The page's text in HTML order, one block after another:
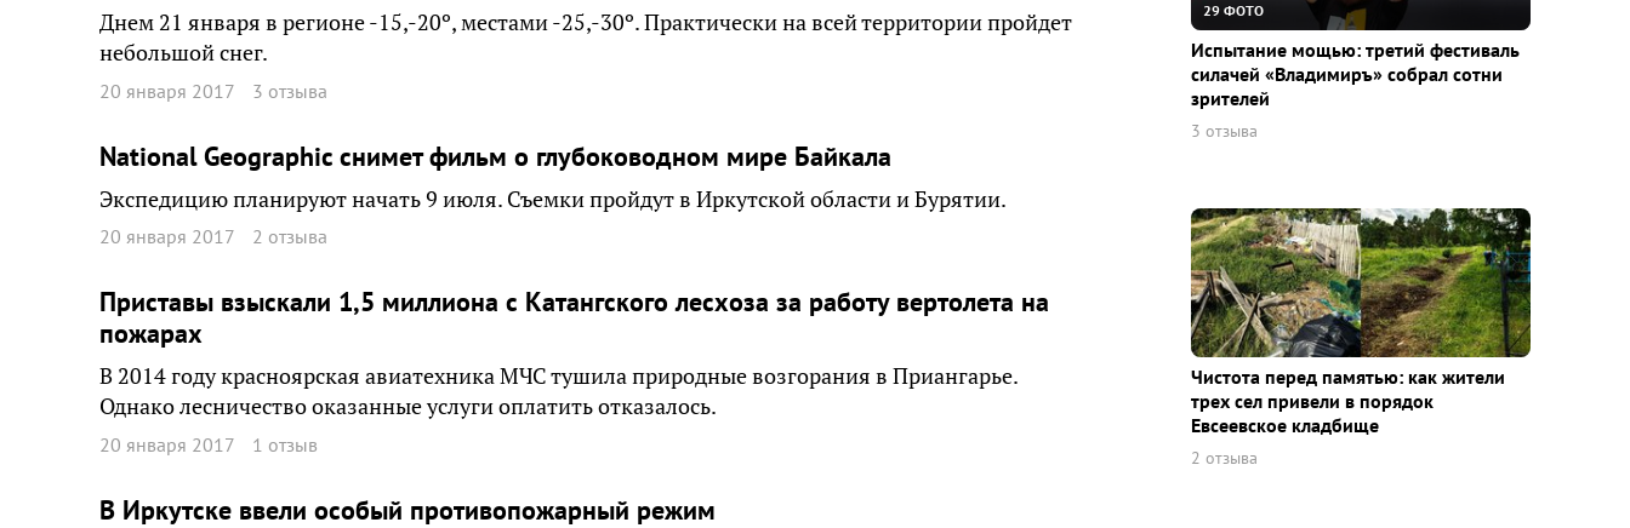
Днем 21 января в регионе -15,-20º, местами -25,-30º. Практически на всей территории пройдет
небольшой снег.
20 января 2017 3 отзыва
National Geographic снимет фильм о глубоководном мире Байкала
Экспедицию планируют начать 9 июля. Съемки пройдут в Иркутской области и Бурятии.
20 января 2017 2 отзыва
Приставы взыскали 1,5 миллиона с Катангского лесхоза за работу вертолета на
пожарах
В 2014 году красноярская авиатехника МЧС тушила природные возгорания в Приангарье.
Однако лесничество оказанные услуги оплатить отказалось.
20 января 2017 1 отзыв
В Иркутске ввели особый противопожарный режим
29 ФОТО
Испытание мощью: третий фестиваль
силачей «Владимиръ» собрал сотни
зрителей
3 отзыва
Чистота перед памятью: как жители
трех сел привели в порядок
Евсеевское кладбище
2 отзыва